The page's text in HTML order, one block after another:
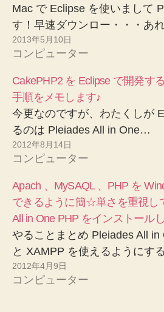
Mac で Eclipse を使いまして
す！早速ダウンロー・・・あ
2013年5月10日
コンピューター
CakePHP2 を Eclipse で開発す
手順をメモします♪
今更なのですが、わたくしが
るのは Pleiades All in One…
2012年8月14日
コンピューター
Apach 、MySAQL 、PHP を
できるように簡☆単さを重視し
All in One PHP をインストールし
やることまとめ Pleiades All in
と XAMPP を使えるようにす
2012年4月9日
コンピューター